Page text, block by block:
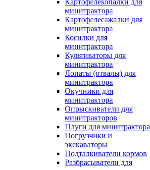
Картофелекопалки для
минитрактора
Картофелесажалки для
минитрактора
Косилки для
минитрактора
Культиваторы для
минитрактора
Лопаты (отвалы) для
минитрактора
Окучники для
минитрактора
Опрыскиватели для
минитракторов
Плуги для минитрактора
Погрузчики и
экскаваторы
Подталкиватели кормов
Разбрасыватели для